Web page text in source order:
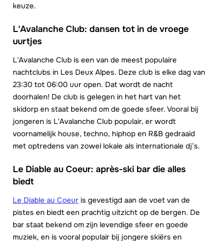
keuze.
L'Avalanche Club: dansen tot in de vroege
uurtjes
L'Avalanche Club is een van de meest populaire
nachtclubs in Les Deux Alpes. Deze club is elke dag van
23:30 tot 06:00 uur open. Dat wordt de nacht
doorhalen! De club is gelegen in het hart van het
skidorp en staat bekend om de goede sfeer. Vooral bij
jongeren is L'Avalanche Club populair, er wordt
voornamelijk house, techno, hiphop en R&B gedraaid
met optredens van zowel lokale als internationale dj’s.
Le Diable au Coeur: après-ski bar die alles
biedt
Le Diable au Coeur is gevestigd aan de voet van de
pistes en biedt een prachtig uitzicht op de bergen. De
bar staat bekend om zijn levendige sfeer en goede
muziek, en is vooral populair bij jongere skiërs en